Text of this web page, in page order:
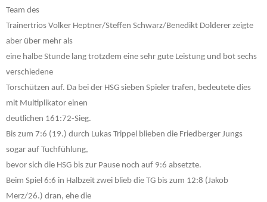
Team des
Trainertrios Volker Heptner/Steffen Schwarz/Benedikt Dolderer zeigte
aber über mehr als
eine halbe Stunde lang trotzdem eine sehr gute Leistung und bot sechs
verschiedene
Torschützen auf. Da bei der HSG sieben Spieler trafen, bedeutete dies
mit Multiplikator einen
deutlichen 161:72-Sieg.
Bis zum 7:6 (19.) durch Lukas Trippel blieben die Friedberger Jungs
sogar auf Tuchfühlung,
bevor sich die HSG bis zur Pause noch auf 9:6 absetzte.
Beim Spiel 6:6 in Halbzeit zwei blieb die TG bis zum 12:8 (Jakob
Merz/26.) dran, ehe die